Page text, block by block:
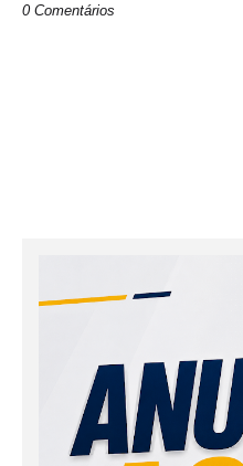
0 Comentários